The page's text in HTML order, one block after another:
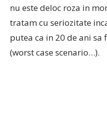
nu este deloc roza in
tratam cu seriozitate
putea ca in 20 de ani
(worst case scenario…).